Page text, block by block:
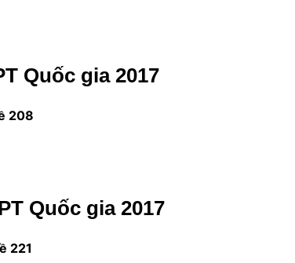
Quốc gia 2017
208
Quốc gia 2017
221